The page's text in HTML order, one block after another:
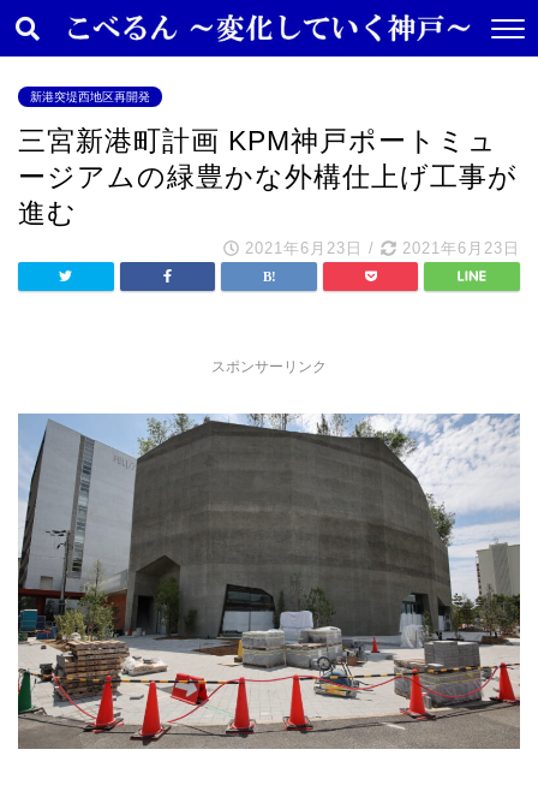
新港突堤西地区再開発
三宮新港町計画 KPM神戸ポートミュ
ージアムの緑豊かな外構仕上げ工事が
進む
2021年6月23日 / 2021年6月23日
スポンサーリンク